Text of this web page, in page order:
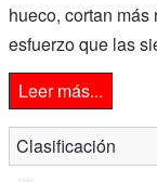
hueco, cortan
esfuerzo que las
Leer más...